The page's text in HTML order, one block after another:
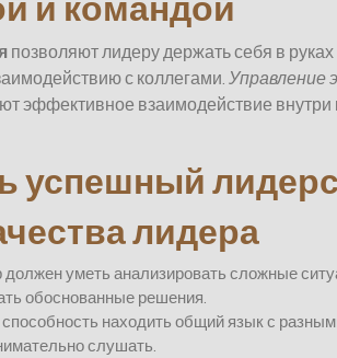
и командой
позволяют лидеру держать себя в
с коллегами. Управление
эффективное взаимодействие
успешный
лидера
уметь анализировать сложные
обоснованные решения.
находить общий язык с
слушать.